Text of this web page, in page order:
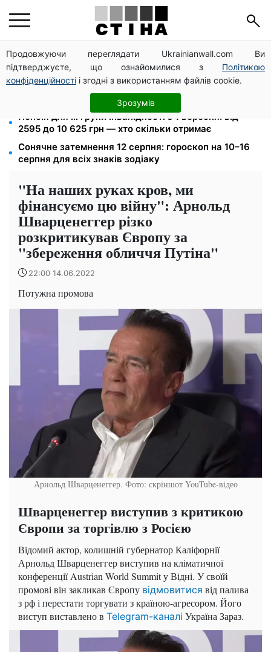
Продовжуючи переглядати Ukrainianwall.com Ви
підтверджуєте, що ознайомилися з Політикою
конфіденційності і згодні з використанням файлів cookie.
Зрозумів
125 грн за куб води: закон №4777 запустив подвійне
подорожчання тарифів у регіонах
26 000 підписів — Зеленський доручив РНБО
позбавляти водіїв прав за систематичні порушення
Пенсія для III групи інвалідності з 1 вересня: від
2595 до 10 625 грн — хто скільки отримає
Сонячне затемнення 12 серпня: гороскоп на 10–16
серпня для всіх знаків зодіаку
"На наших руках кров, ми
фінансуємо цю війну": Арнольд
Шварценеггер різко
розкритикував Європу за
"збереження обличчя Путіна"
22:00 14.06.2022
Потужна промова
Арнольд Шварценеггер. Фото: скріншот YouTube-відео
Шварценеггер виступив з критикою
Європи за торгівлю з Росією
Відомий актор, колишній губернатор Каліфорнії
Арнольд Шварценеггер виступив на кліматичної
конференції Austrian World Summit у Відні. У своїй
промові він закликав Європу відмовитися від палива
з рф і перестати торгувати з країною-агресором. Його
виступ виставлено в Telegram-каналі Україна Зараз.